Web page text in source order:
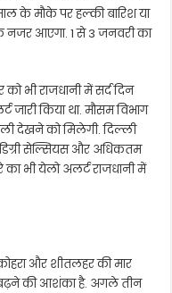
के मौके पर हल्की बारिश या
नजर आएगा. 1 से 3 जनवरी का
भी राजधानी में सर्द दिन
जारी किया था. मौसम विभाग
देखने को मिलेगी. दिल्ली
डिग्री सेल्सियस और अधिकतम
का भी येलो अलर्ट राजधानी में
और शीतलहर की मार
बढ़ने की आशंका है. अगले तीन